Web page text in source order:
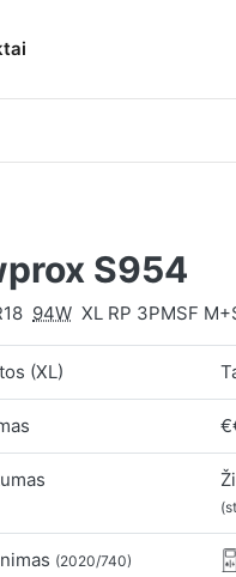
S954
94W XL RP 3PMSF
(XL)
(2020/740)